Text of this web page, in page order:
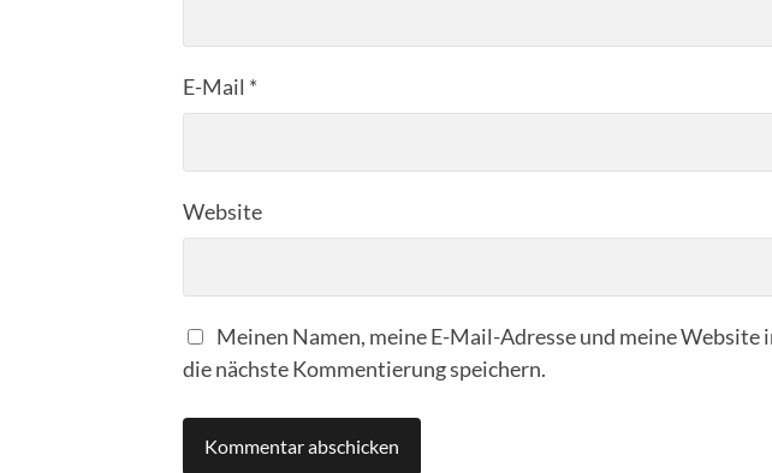
E-Mail *
Website
Meinen Namen, meine E-Mail-Adresse und meine Website
die nächste Kommentierung speichern.